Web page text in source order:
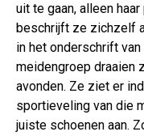
uit te gaan, alleen
beschrijft ze zichzelf
in het onderschrift
meidengroep draaien
avonden. Ze ziet er
sportieveling van die
juiste schoenen aan.